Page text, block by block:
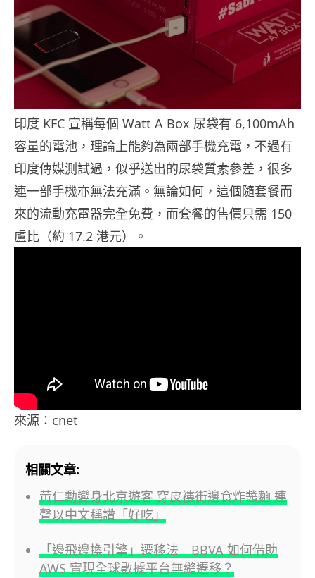
印度 KFC 宣稱每個 Watt A Box 尿袋有 6,100mAh
容量的電池，理論上能夠為兩部手機充電，不過有
印度傳媒測試過，似乎送出的尿袋質素參差，很多
連一部手機亦無法充滿。無論如何，這個隨套餐而
來的流動充電器完全免費，而套餐的售價只需 150
盧比（約 17.2 港元）。
來源：cnet
相關文章:
黃仁勳變身北京遊客 穿皮褸街邊食炸醬麵 連
聲以中文稱讚「好吃」
「邊飛邊換引擎」遷移法 BBVA 如何借助
AWS 實現全球數據平台無縫遷移？